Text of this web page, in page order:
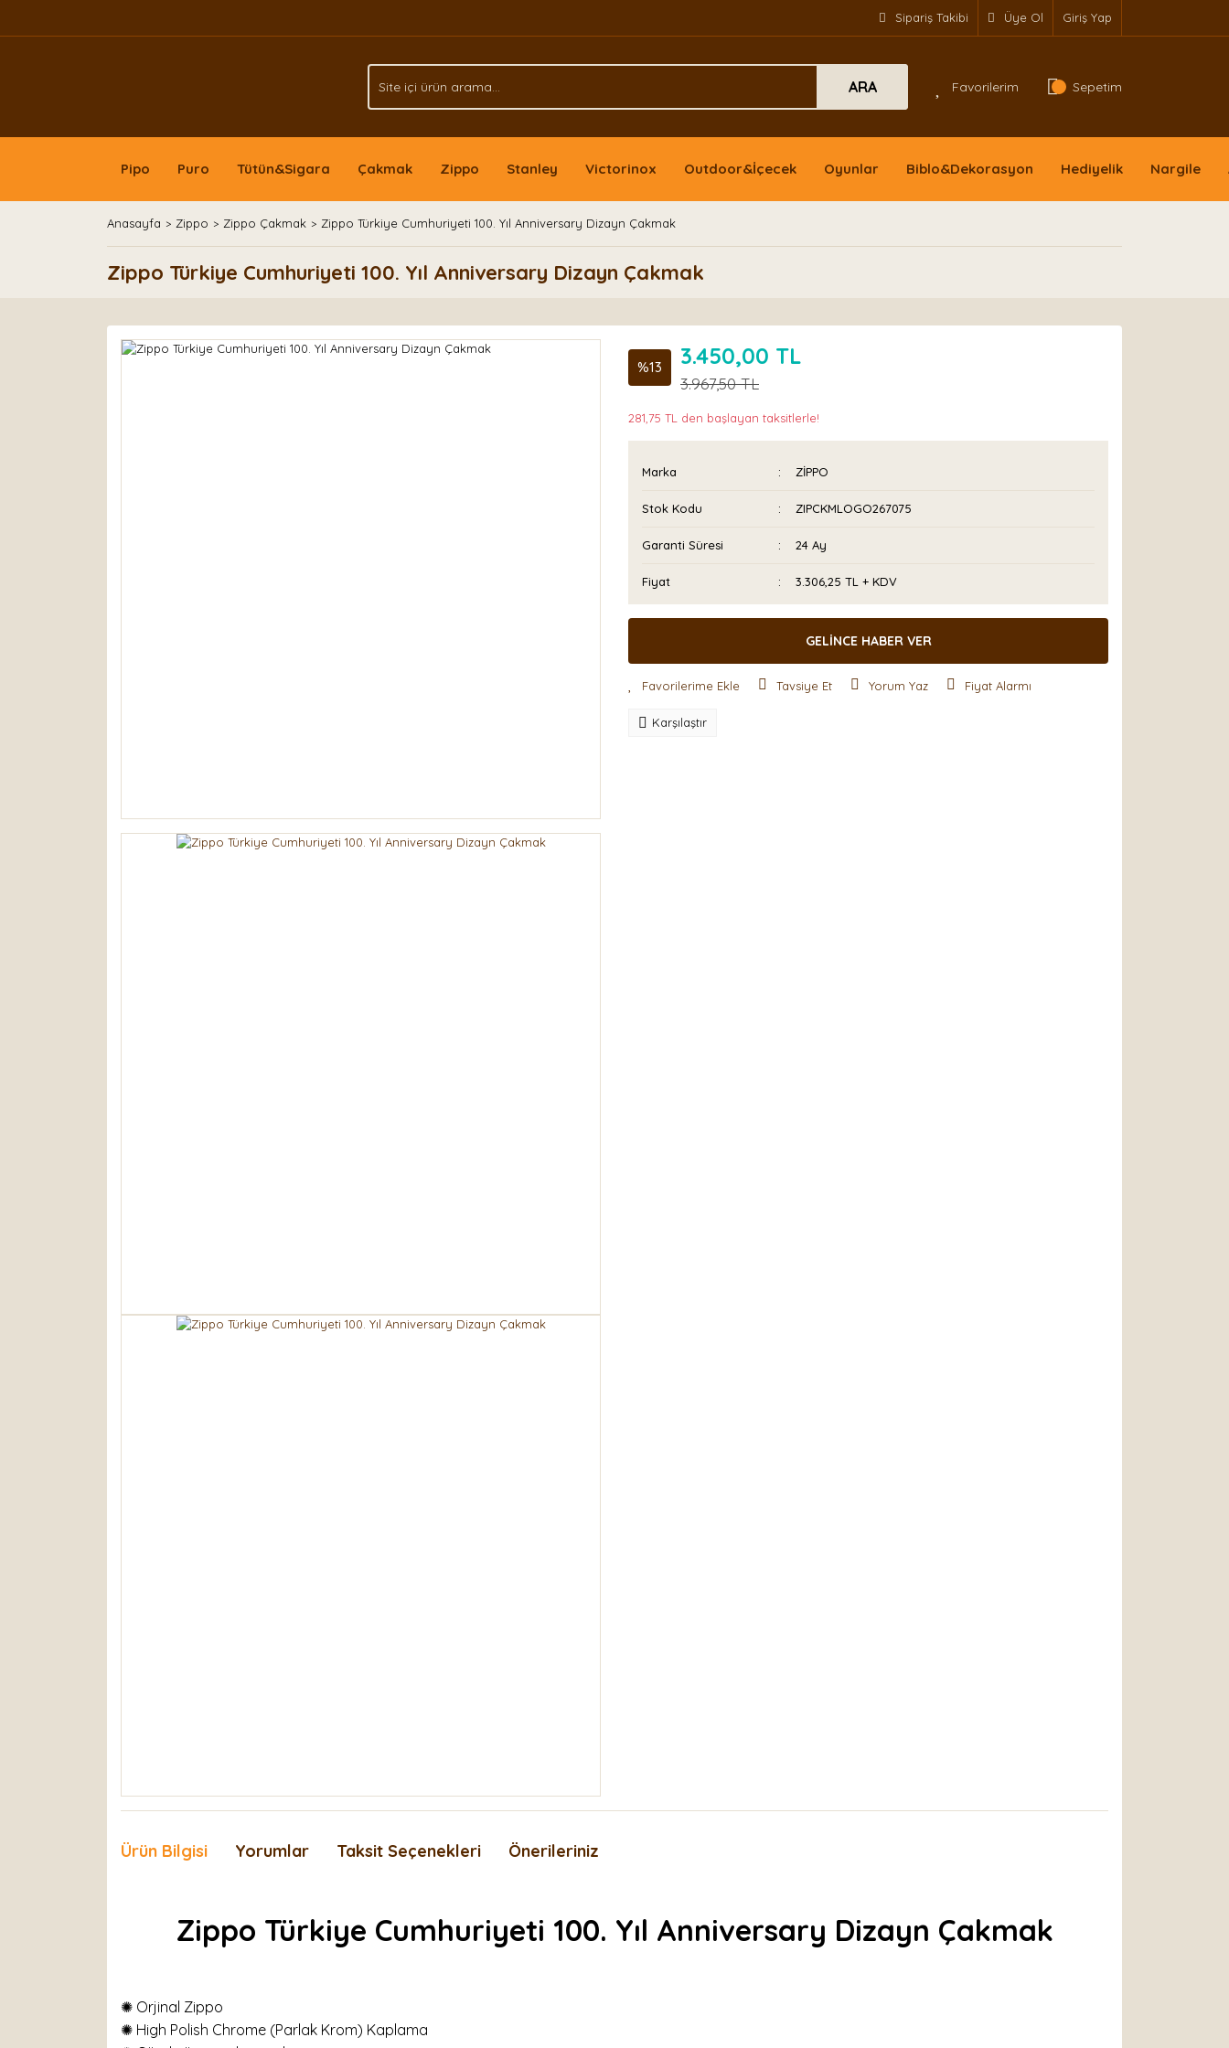
Sipariş Takibi Üye Ol Giriş Yap
ARA Favorilerim Sepetim
Pipo Puro Tütün&Sigara Çakmak Zippo Stanley Victorinox Outdoor&İçecek Oyunlar Biblo&Dekorasyon Hediyelik Nargile
Anasayfa Zippo Zippo Çakmak Zippo Türkiye Cumhuriyeti 100. Yıl Anniversary Dizayn Çakmak
Zippo Türkiye Cumhuriyeti 100. Yıl Anniversary Dizayn Çakmak
%13 3.450,00 TL
3.967,50 TL
281,75 TL den başlayan taksitlerle!
Marka ZİPPO
Stok Kodu ZIPCKMLOGO267075
Garanti Süresi 24 Ay
Fiyat 3.306,25 TL + KDV
GELİNCE HABER VER
Tavsiye Et Yorum Yaz Fiyat Alarmı
Karşılaştır
Ürün Bilgisi Yorumlar Taksit Seçenekleri Önerileriniz
Zippo Türkiye Cumhuriyeti 100. Yıl Anniversary Dizayn Çakmak
✺ Orjinal Zippo
✺ High Polish Chrome (Parlak Krom) Kaplama